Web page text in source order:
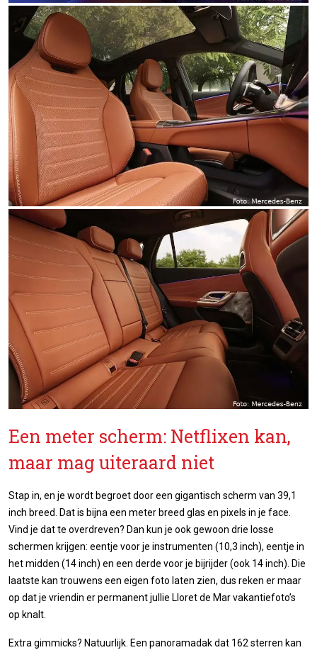
Een meter scherm: Netflixen kan,
maar mag uiteraard niet
Stap in, en je wordt begroet door een gigantisch scherm van 39,1
inch breed. Dat is bijna een meter breed glas en pixels in je face.
Vind je dat te overdreven? Dan kun je ook gewoon drie losse
schermen krijgen: eentje voor je instrumenten (10,3 inch), eentje in
het midden (14 inch) en een derde voor je bijrijder (ook 14 inch). Die
laatste kan trouwens een eigen foto laten zien, dus reken er maar
op dat je vriendin er permanent jullie Lloret de Mar vakantiefoto’s
op knalt.
Extra gimmicks? Natuurlijk. Een panoramadak dat 162 sterren kan